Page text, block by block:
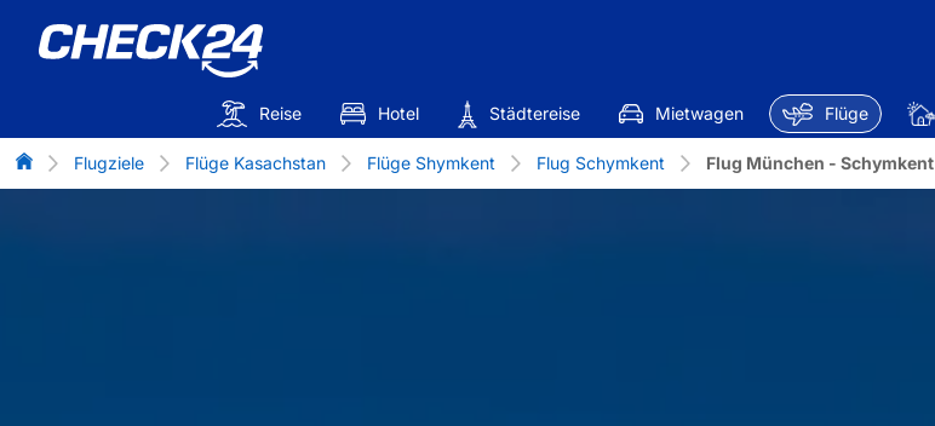
Reise Hotel Städtereise Mietwagen Flüge
Flug-Vergleich
Flugziele Flüge Kasachstan Flüge Shymkent Flug Schymkent Flug München - Schymkent